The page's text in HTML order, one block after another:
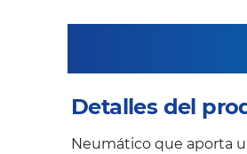
Detalles del
Neumático que aporta